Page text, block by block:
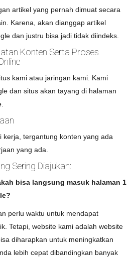
artikel yang pernah dimuat secara
Karena, akan dianggap artikel
dan justru bisa jadi tidak diindeks.
Konten Serta Proses
kami atau jaringan kami. Kami
dan situs akan tayang di halaman
kerja, tergantung konten yang ada
yang ada.
Sering Diajukan:
bisa langsung masuk halaman 1
perlu waktu untuk mendapat
Tetapi, website kami adalah website
diharapkan untuk meningkatkan
lebih cepat dibandingkan banyak